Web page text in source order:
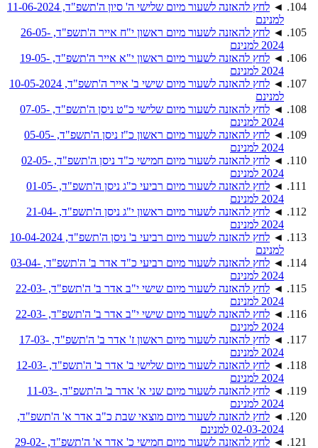
◄
לחץ להאזנה לשעור מיום שלישי ה' סיון ה'תשפ"ד, 11-06-2024
למנינם
◄
לחץ להאזנה לשעור מיום ראשון י"ח אייר ה'תשפ"ד, 26-05-
2024 למנינם
◄
לחץ להאזנה לשעור מיום ראשון י"א אייר ה'תשפ"ד, 19-05-
2024 למנינם
◄
לחץ להאזנה לשעור מיום שישי ב' אייר ה'תשפ"ד, 10-05-2024
למנינם
◄
לחץ להאזנה לשעור מיום שלישי כ"ט ניסן ה'תשפ"ד, 07-05-
2024 למנינם
◄
לחץ להאזנה לשעור מיום ראשון כ"ז ניסן ה'תשפ"ד, 05-05-
2024 למנינם
◄
לחץ להאזנה לשעור מיום חמישי כ"ד ניסן ה'תשפ"ד, 02-05-
2024 למנינם
◄
לחץ להאזנה לשעור מיום רביעי כ"ג ניסן ה'תשפ"ד, 01-05-
2024 למנינם
◄
לחץ להאזנה לשעור מיום ראשון י"ג ניסן ה'תשפ"ד, 21-04-
2024 למנינם
◄
לחץ להאזנה לשעור מיום רביעי ב' ניסן ה'תשפ"ד, 10-04-2024
למנינם
◄
לחץ להאזנה לשעור מיום רביעי כ"ד אדר ב' ה'תשפ"ד, 03-04-
2024 למנינם
◄
לחץ להאזנה לשעור מיום שישי י"ב אדר ב' ה'תשפ"ד, 22-03-
2024 למנינם
◄
לחץ להאזנה לשעור מיום שישי י"ב אדר ב' ה'תשפ"ד, 22-03-
2024 למנינם
◄
לחץ להאזנה לשעור מיום ראשון ז' אדר ב' ה'תשפ"ד, 17-03-
2024 למנינם
◄
לחץ להאזנה לשעור מיום שלישי ב' אדר ב' ה'תשפ"ד, 12-03-
2024 למנינם
◄
לחץ להאזנה לשעור מיום שני א' אדר ב' ה'תשפ"ד, 11-03-
2024 למנינם
◄ לחץ להאזנה לשעור מיום מוצאי שבת כ"ב אדר א' ה'תשפ"ד,
02-03-2024 למנינם
◄
לחץ להאזנה לשעור מיום חמישי כ' אדר א' ה'תשפ"ד, 29-02-